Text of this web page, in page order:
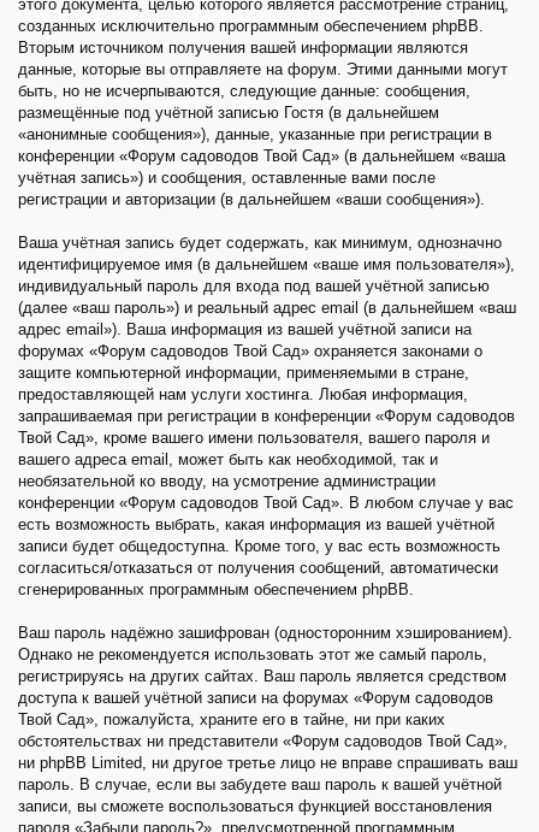
этого документа, целью которого является рассмотрение страниц,
созданных исключительно программным обеспечением phpBB.
Вторым источником получения вашей информации являются
данные, которые вы отправляете на форум. Этими данными могут
быть, но не исчерпываются, следующие данные: сообщения,
размещённые под учётной записью Гостя (в дальнейшем
«анонимные сообщения»), данные, указанные при регистрации в
конференции «Форум садоводов Твой Сад» (в дальнейшем «ваша
учётная запись») и сообщения, оставленные вами после
регистрации и авторизации (в дальнейшем «ваши сообщения»).
Ваша учётная запись будет содержать, как минимум, однозначно
идентифицируемое имя (в дальнейшем «ваше имя пользователя»),
индивидуальный пароль для входа под вашей учётной записью
(далее «ваш пароль») и реальный адрес email (в дальнейшем «ваш
адрес email»). Ваша информация из вашей учётной записи на
форумах «Форум садоводов Твой Сад» охраняется законами о
защите компьютерной информации, применяемыми в стране,
предоставляющей нам услуги хостинга. Любая информация,
запрашиваемая при регистрации в конференции «Форум садоводов
Твой Сад», кроме вашего имени пользователя, вашего пароля и
вашего адреса email, может быть как необходимой, так и
необязательной ко вводу, на усмотрение администрации
конференции «Форум садоводов Твой Сад». В любом случае у вас
есть возможность выбрать, какая информация из вашей учётной
записи будет общедоступна. Кроме того, у вас есть возможность
согласиться/отказаться от получения сообщений, автоматически
сгенерированных программным обеспечением phpBB.
Ваш пароль надёжно зашифрован (односторонним хэшированием).
Однако не рекомендуется использовать этот же самый пароль,
регистрируясь на других сайтах. Ваш пароль является средством
доступа к вашей учётной записи на форумах «Форум садоводов
Твой Сад», пожалуйста, храните его в тайне, ни при каких
обстоятельствах ни представители «Форум садоводов Твой Сад»,
ни phpBB Limited, ни другое третье лицо не вправе спрашивать ваш
пароль. В случае, если вы забудете ваш пароль к вашей учётной
записи, вы сможете воспользоваться функцией восстановления
пароля «Забыли пароль?», предусмотренной программным